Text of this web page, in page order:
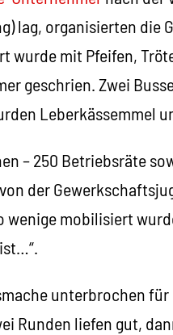
lag, organisierten die
wurde mit Pfeifen,
geschrien. Zwei
Leberkässemmel
– 250 Betriebsräte
der
wenige mobilisiert
unterbrochen für
Runden liefen gut,